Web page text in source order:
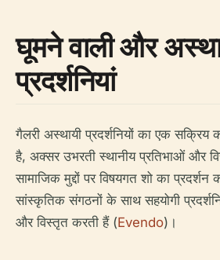
घूमने वाली और
प्रदर्शनियां
गैलरी अस्थायी प्रदर्शनियों का एक सक्रिय
है, अक्सर उभरती स्थानीय प्रतिभाओं और
सामाजिक मुद्दों पर विषयगत शो का
सांस्कृतिक संगठनों के साथ सहयोगी
और विस्तृत करती हैं (Evendo)।